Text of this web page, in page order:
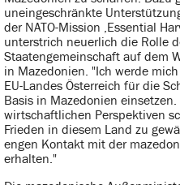
uneingeschränkte
der NATO-Mission ‚Essential
unterstrich neuerlich die Rolle
Staatengemeinschaft auf dem
in Mazedonien. "Ich werde
EU-Landes Österreich für die
Basis in Mazedonien
wirtschaftlichen Perspektiven
Frieden in diesem Land zu
engen Kontakt mit der
erhalten."